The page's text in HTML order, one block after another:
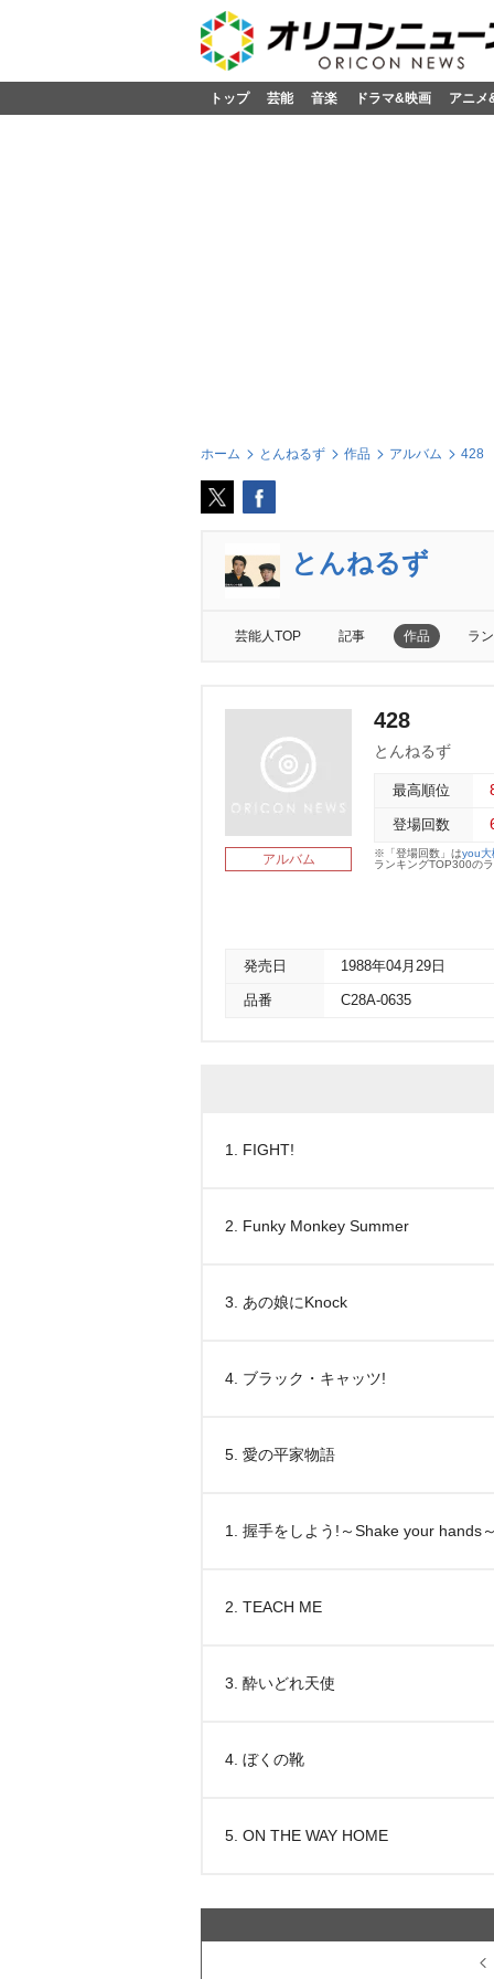
トップ 芸能 音楽 ドラマ&映画 アニメ
ホーム とんねるず 作品 アルバム 428
とんねるず
芸能人TOP 記事 作品 ラ
アルバム
428
とんねるず
最高順位
登場回数
※「登場回数」はyou大
ランキングTOP300の
発売日 1988年04月29日
品番 C28A-0635
1. FIGHT!
2. Funky Monkey Summer
3. あの娘にKnock
4. ブラック・キャッツ!
5. 愛の平家物語
1. 握手をしよう!～Shake your hands
2. TEACH ME
3. 酔いどれ天使
4. ぼくの靴
5. ON THE WAY HOME